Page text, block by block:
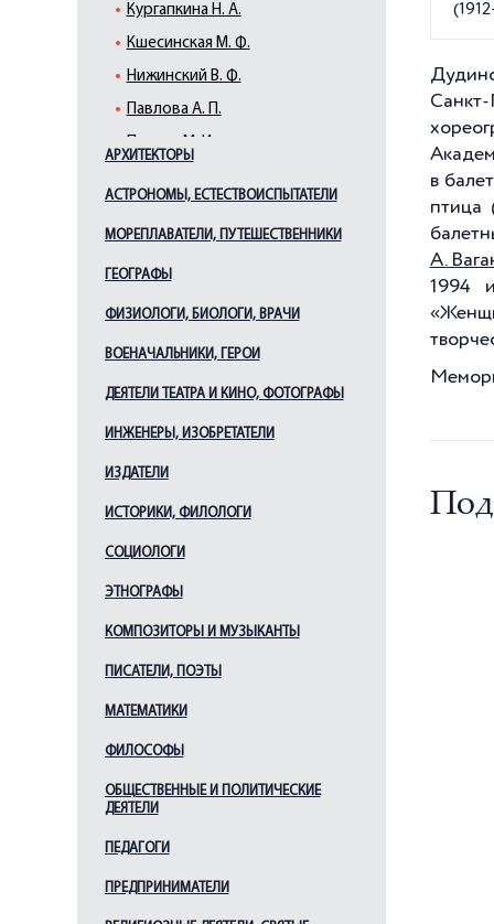
Кургапкина Н. А.
Кшесинская М. Ф.
Нижинский В. Ф.
Павлова А. П.
Уланова Г. С.
Фокин М. М.
Чабукиани В. М.
АРХИТЕКТОРЫ
АСТРОНОМЫ, ЕСТЕСТВОИСПЫТАТЕЛИ
МОРЕПЛАВАТЕЛИ, ПУТЕШЕСТВЕННИКИ
ГЕОГРАФЫ
ФИЗИОЛОГИ, БИОЛОГИ, ВРАЧИ
ВОЕНАЧАЛЬНИКИ, ГЕРОИ
ДЕЯТЕЛИ ТЕАТРА И КИНО, ФОТОГРАФЫ
ИНЖЕНЕРЫ, ИЗОБРЕТАТЕЛИ
ИЗДАТЕЛИ
ИСТОРИКИ, ФИЛОЛОГИ
СОЦИОЛОГИ
ЭТНОГРАФЫ
КОМПОЗИТОРЫ И МУЗЫКАНТЫ
ПИСАТЕЛИ, ПОЭТЫ
МАТЕМАТИКИ
ФИЛОСОФЫ
ОБЩЕСТВЕННЫЕ И ПОЛИТИЧЕСКИЕ
ДЕЯТЕЛИ
ПЕДАГОГИ
ПРЕДПРИНИМАТЕЛИ
в
птица
А.
1994